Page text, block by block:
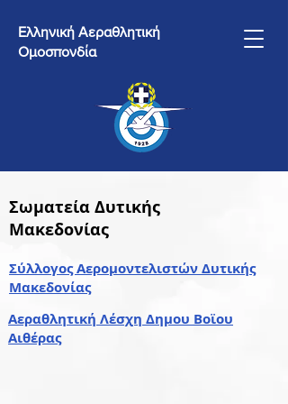
Ελληνική Αεραθλητική
Ομοσπονδία
Σωματεία Δυτικής
Μακεδονίας
Σύλλογος Αερομοντελιστών Δυτικής
Μακεδονίας
Aεραθλητική Λέσχη Δημου Βοϊου
Αιθέρας